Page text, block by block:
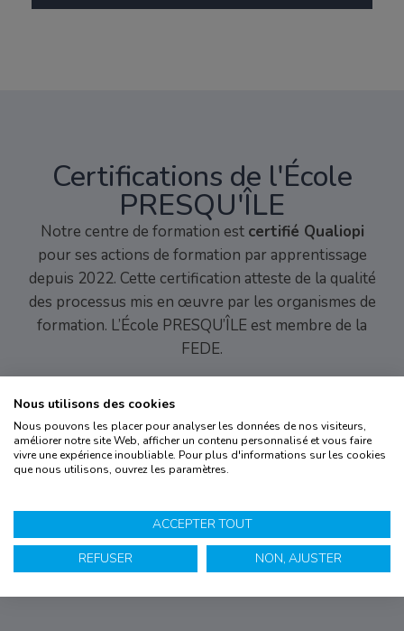
Certifications de l'École
PRESQU'ÎLE
Notre centre de formation est certifié Qualiopi
pour ses actions de formation par apprentissage
depuis 2022. Cette certification atteste de la qualité
des processus mis en œuvre par les organismes de
formation. L’École PRESQU’ÎLE est membre de la
FEDE.
La
certification
qualité a été
d’actions
formation
par
apprentissage.
certificat)
Nous utilisons des cookies
Nous pouvons les placer pour analyser les données de nos visiteurs,
améliorer notre site Web, afficher un contenu personnalisé et vous faire
vivre une expérience inoubliable. Pour plus d'informations sur les cookies
que nous utilisons, ouvrez les paramètres.
ACCEPTER TOUT
REFUSER
NON, AJUSTER